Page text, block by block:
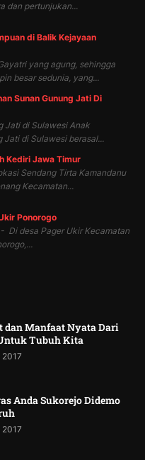
dan pertunjukan...
di Balik Kejayaan
yang agung, sehingga
besar sedunia, yang...
Sunan Gunung Jati Di
Jati di Sulawesi Anak
Jati di Sulawesi berasal...
Kediri Jawa Timur
Sendang Tirta Kamandanu
Kecamatan...
Ponorogo
Di desa Pager Ukir Kecamatan
Manfaat Nyata Dari
Tubuh Kita
2017
Anda Sukorejo Didemo
2017